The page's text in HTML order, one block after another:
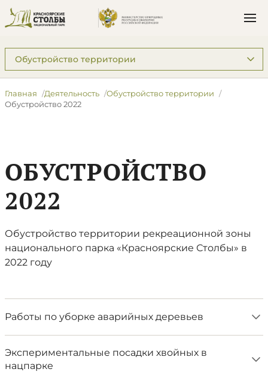
Подразделы: Деятельность
Главная Деятельность
Обустройство территории
Обустройство 2022
ОБУСТРОЙСТВО
2022
Обустройство территории рекреационной зоны
национального парка «Красноярские Столбы» в
2022 году
Работы по уборке аварийных деревьев
Экспериментальные посадки хвойных в
нацпарке